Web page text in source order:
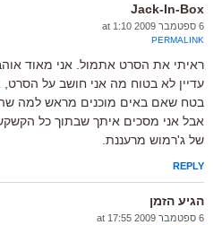
Jack-In-Box
6 ספטמבר 2009 at 1:10
PERMALINK
ראיתי את הסרט אתמול. אני מאוד
עדיין לא בטוח מה אני חושב על
בטח שאם באים מוכנים מראש למה
אבל אני מסכים איתך שבתוך כל
של ג'רמוש מרעננת.
REPLY
הגיע הזמן
6 ספטמבר 2009 at 17:55